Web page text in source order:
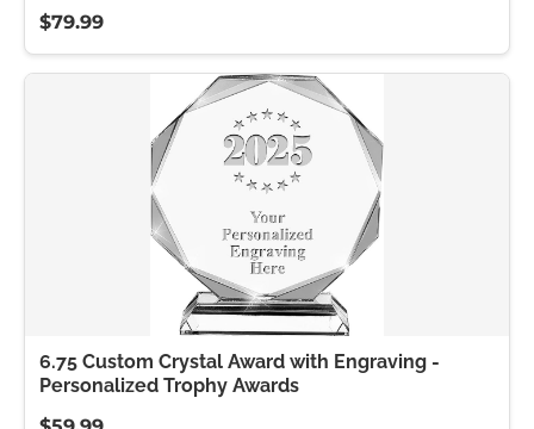
$79.99
6.75 Custom Crystal Award with Engraving -
Personalized Trophy Awards